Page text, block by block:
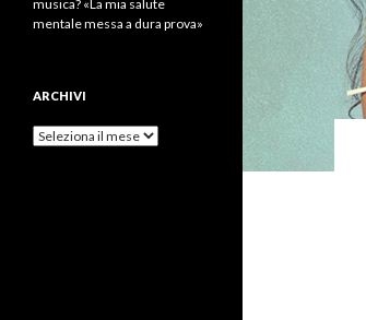
musica? «La mia salute
mentale messa a dura prova»
ARCHIVI
Archivi